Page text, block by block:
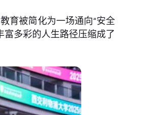
育被简化为一场通向“安全
富多彩的人生路径压缩成了